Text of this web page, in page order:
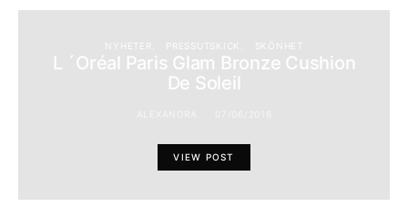
NYHETER PRESSUTSKICK SKÖNHET
L ´Oréal Paris Glam Bronze Cushion
De Soleil
VIEW POST